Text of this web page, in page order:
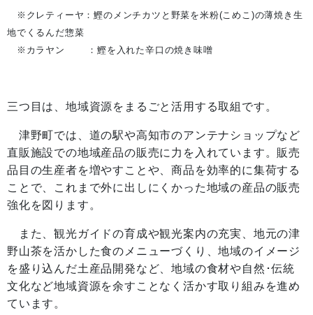
※クレティーヤ：鰹のメンチカツと野菜を米粉(こめこ)の薄焼き生
地でくるんだ惣菜
※カラヤン ：鰹を入れた辛口の焼き味噌
三つ目は、地域資源をまるごと活用する取組です。
津野町では、道の駅や高知市のアンテナショップなど
直販施設での地域産品の販売に力を入れています。販売
品目の生産者を増やすことや、商品を効率的に集荷する
ことで、これまで外に出しにくかった地域の産品の販売
強化を図ります。
また、観光ガイドの育成や観光案内の充実、地元の津
野山茶を活かした食のメニューづくり、地域のイメージ
を盛り込んだ土産品開発など、地域の食材や自然･伝統
文化など地域資源を余すことなく活かす取り組みを進め
ています。